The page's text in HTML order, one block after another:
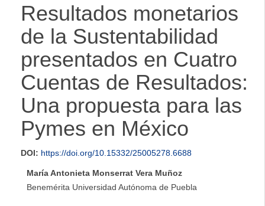
Resultados monetarios
de la Sustentabilidad
presentados en Cuatro
Cuentas de Resultados:
Una propuesta para las
Pymes en México
DOI: https://doi.org/10.15332/25005278.6688
María Antonieta Monserrat Vera Muñoz
Benemérita Universidad Autónoma de Puebla